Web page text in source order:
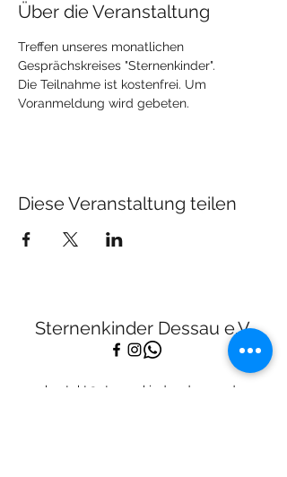
Über die Veranstaltung
Treffen unseres monatlichen
Gesprächskreises "Sternenkinder".
Die Teilnahme ist kostenfrei. Um
Voranmeldung wird gebeten.
Diese Veranstaltung teilen
Sternenkinder Dessau e.V.
kontakt@sternenkinder-dessau.de